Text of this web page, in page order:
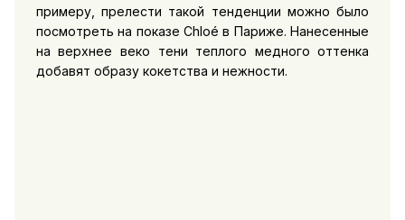
примеру, прелести такой тенденции можно было
посмотреть на показе Chloé в Париже. Нанесенные
на верхнее веко тени теплого медного оттенка
добавят образу кокетства и нежности.